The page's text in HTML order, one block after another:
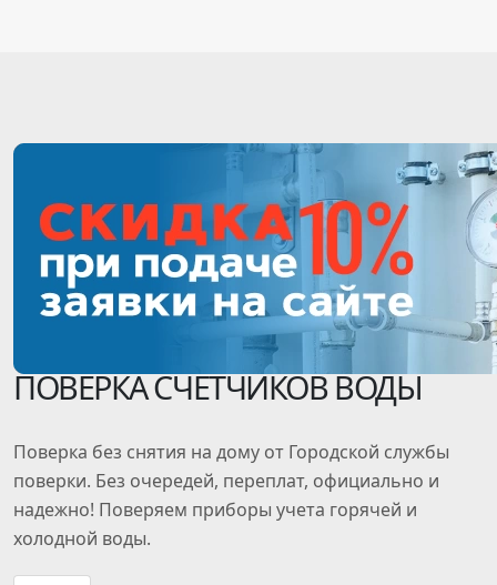
ПОВЕРКА СЧЕТЧИКОВ ВОДЫ
Поверка без снятия на дому от Городской службы
поверки. Без очередей, переплат, официально и
надежно! Поверяем приборы учета горячей и
холодной воды.